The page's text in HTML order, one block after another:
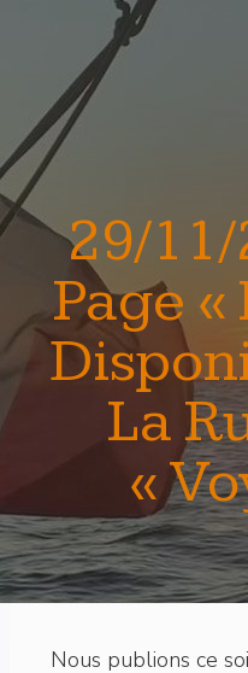
29/11/
Page
La
«
Nous publions ce